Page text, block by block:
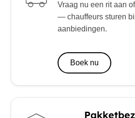
Vraag nu een rit aan
— chauffeurs sturen
aanbiedingen.
Boek nu